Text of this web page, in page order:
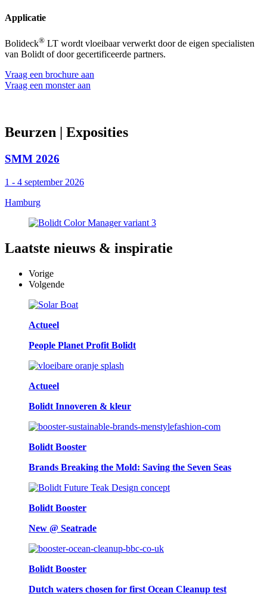
Applicatie
Bolideck® LT wordt vloeibaar verwerkt door de eigen specialisten
van Bolidt of door gecertificeerde partners.
Vraag een brochure aan
Vraag een monster aan
Beurzen | Exposities
SMM 2026
1 - 4 september 2026
Hamburg
Laatste nieuws & inspiratie
Vorige
Volgende
Actueel
People Planet Profit Bolidt
Actueel
Bolidt Innoveren & kleur
Bolidt Booster
Brands Breaking the Mold: Saving the Seven Seas
Bolidt Booster
New @ Seatrade
Bolidt Booster
Dutch waters chosen for first Ocean Cleanup test